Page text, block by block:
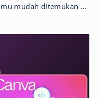
mudah ditemukan di